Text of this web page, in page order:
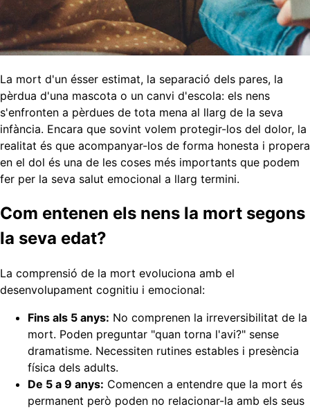
La mort d'un ésser estimat, la separació dels pares, la
pèrdua d'una mascota o un canvi d'escola: els nens
s'enfronten a pèrdues de tota mena al llarg de la seva
infància. Encara que sovint volem protegir-los del dolor, la
realitat és que acompanyar-los de forma honesta i propera
en el dol és una de les coses més importants que podem
fer per la seva salut emocional a llarg termini.
Com entenen els nens la mort segons
la seva edat?
La comprensió de la mort evoluciona amb el
desenvolupament cognitiu i emocional:
Fins als 5 anys: No comprenen la irreversibilitat de la
mort. Poden preguntar "quan torna l'avi?" sense
dramatisme. Necessiten rutines estables i presència
física dels adults.
De 5 a 9 anys: Comencen a entendre que la mort és
permanent però poden no relacionar-la amb els seus